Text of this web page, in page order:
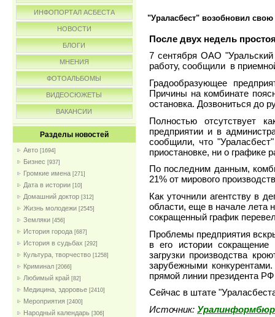
ИНФОПОРТАЛ АСБЕСТА
НОВОСТИ
БЛОГИ
МНЕНИЯ
ФОТОАЛЬБОМЫ
ВИДЕОСЮЖЕТЫ
ВАКАНСИИ
Разделы новостей
Авто [1694]
Бизнес [937]
Громкие имена [271]
Дата в истории [10]
Домашний доктор [312]
Жизнь молодежи [2545]
Земляки [456]
История города [687]
История в судьбах [292]
Культура, творчество [1258]
Криминал [2066]
Любимый край [82]
Медицина, здоровье [2410]
Мероприятия [2400]
Народный календарь [306]
"Ураласбест" возобновил свою
После двух недель
7 сентября ОАО "Уральский
работу, сообщили в
Градообразующее
Причины на комбинате
остановка. Дозвониться до
Полностью отсутствует
предприятии и в
сообщили, что
приостановке, ни о графике
По последним данным,
21% от мирового
Как уточнили агентству в
области, еще в начале лета
сокращенный график
Проблемы предприятия
в его истории
загрузки производства
зарубежными
прямой линии президента
Сейчас в штате
Источник: